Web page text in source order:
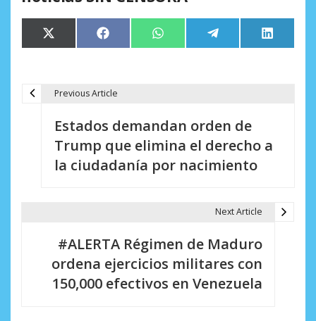
Compartir
en
X
(Twitter)
Compartir
en
Facebook Compartir
en
WhatsApp Compartir
en
Telegram
en
LinkedIn
Previous Article
Estados demandan orden de
Trump que elimina el derecho a
la ciudadanía por nacimiento
Next Article
#ALERTA Régimen de Maduro
ordena ejercicios militares con
150,000 efectivos en Venezuela